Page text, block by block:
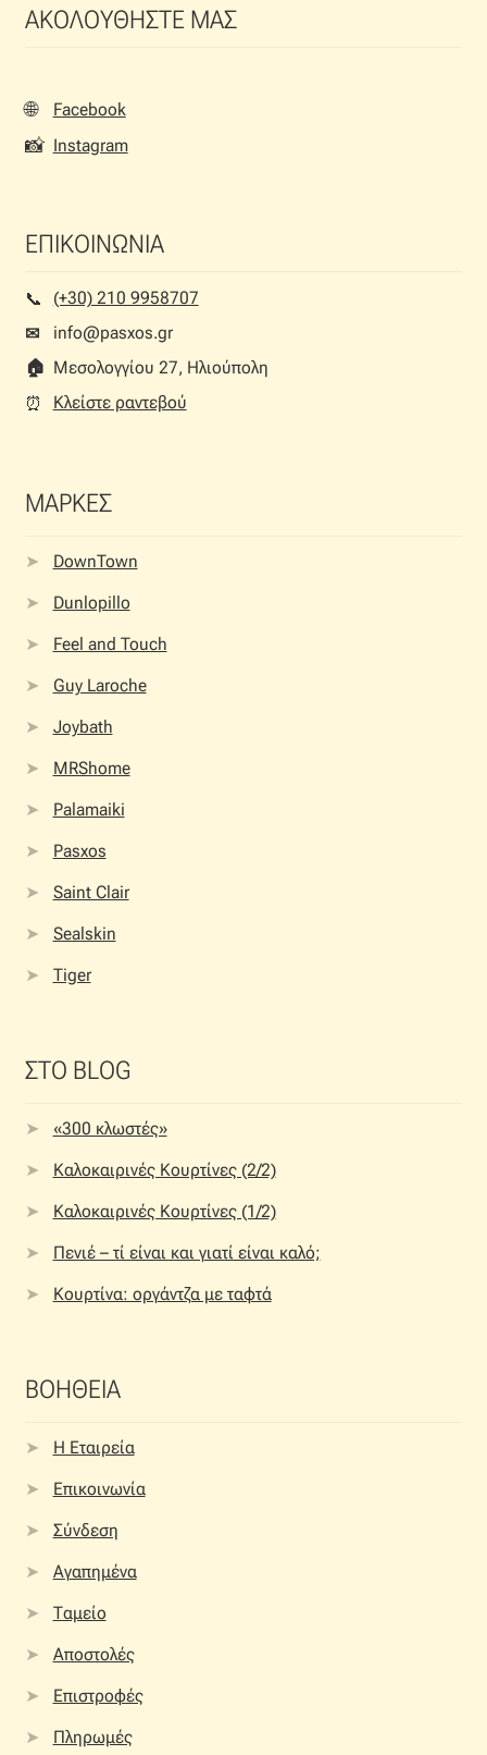
ΑΚΟΛΟΥΘΗΣΤΕ ΜΑΣ
🌐 Facebook
📸 Instagram
ΕΠΙΚΟΙΝΩΝΙΑ
📞︎
(+30) 210 9958707
✉
info@pasxos.gr
🏠︎ Μεσολογγίου 27, Ηλιούπολη
⏰︎
Κλείστε ραντεβού
ΜΑΡΚΕΣ
DownTown
Dunlopillo
Feel and Touch
Guy Laroche
Joybath
MRShome
Palamaiki
Pasxos
Saint Clair
Sealskin
Tiger
ΣΤΟ BLOG
«300 κλωστές»
Καλοκαιρινές Κουρτίνες (2/2)
Καλοκαιρινές Κουρτίνες (1/2)
Πενιέ – τί είναι και γιατί είναι καλό;
Κουρτίνα: οργάντζα με ταφτά
ΒΟΗΘΕΙΑ
Η Εταιρεία
Επικοινωνία
Σύνδεση
Αγαπημένα
Ταμείο
Αποστολές
Επιστροφές
Πληρωμές